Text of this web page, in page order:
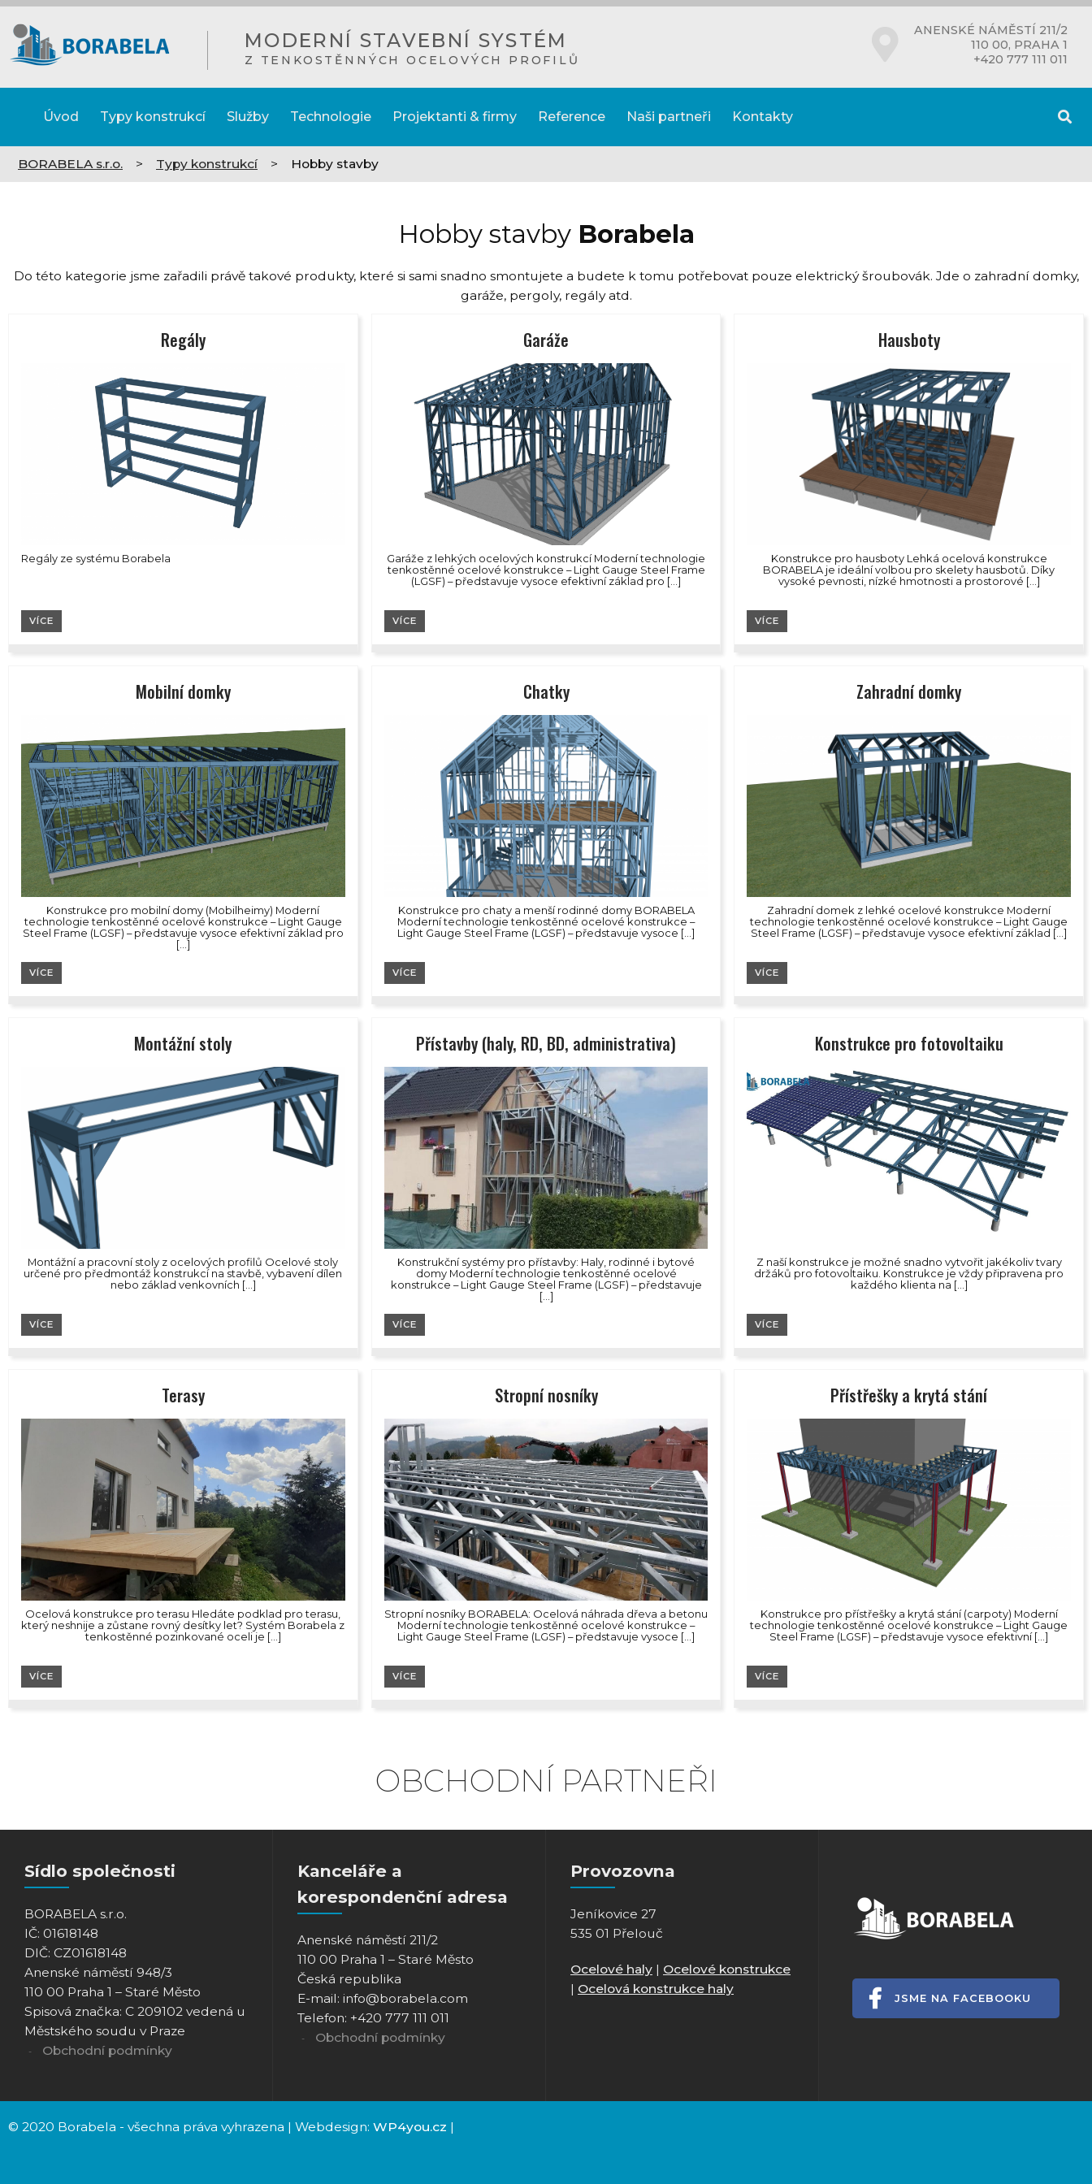
MODERNÍ STAVEBNÍ SYSTÉM
Z TENKOSTĚNNÝCH OCELOVÝCH PROFILŮ
ANENSKÉ NÁMĚSTÍ 211/2
110 00, PRAHA 1
+420 777 111 011
Úvod Typy konstrukcí Služby Technologie Projektanti & firmy Reference Naši partneři Kontakty
BORABELA s.r.o. > Typy konstrukcí > Hobby stavby
Hobby stavby Borabela
Do této kategorie jsme zařadili právě takové produkty, které si sami snadno smontujete a budete k tomu potřebovat pouze elektrický šroubovák. Jde o zahradní domky,
garáže, pergoly, regály atd.
Regály
Regály ze systému Borabela
VÍCE
Garáže
Garáže z lehkých ocelových konstrukcí Moderní technologie
tenkostěnné ocelové konstrukce – Light Gauge Steel Frame
(LGSF) – představuje vysoce efektivní základ pro […]
VÍCE
Hausboty
Konstrukce pro hausboty Lehká ocelová konstrukce
BORABELA je ideální volbou pro skelety hausbotů. Díky
vysoké pevnosti, nízké hmotnosti a prostorové […]
VÍCE
Mobilní domky
Konstrukce pro mobilní domy (Mobilheimy) Moderní
technologie tenkostěnné ocelové konstrukce – Light Gauge
Steel Frame (LGSF) – představuje vysoce efektivní základ pro
[…]
VÍCE
Chatky
Konstrukce pro chaty a menší rodinné domy BORABELA
Moderní technologie tenkostěnné ocelové konstrukce –
Light Gauge Steel Frame (LGSF) – představuje vysoce […]
VÍCE
Zahradní domky
Zahradní domek z lehké ocelové konstrukce Moderní
technologie tenkostěnné ocelové konstrukce – Light Gauge
Steel Frame (LGSF) – představuje vysoce efektivní základ […]
VÍCE
Montážní stoly
Montážní a pracovní stoly z ocelových profilů Ocelové stoly
určené pro předmontáž konstrukcí na stavbě, vybavení dílen
nebo základ venkovních […]
VÍCE
Přístavby (haly, RD, BD, administrativa)
Konstrukční systémy pro přístavby: Haly, rodinné i bytové
domy Moderní technologie tenkostěnné ocelové
konstrukce – Light Gauge Steel Frame (LGSF) – představuje
[…]
VÍCE
Konstrukce pro fotovoltaiku
Z naší konstrukce je možné snadno vytvořit jakékoliv tvary
držáků pro fotovoltaiku. Konstrukce je vždy připravena pro
každého klienta na […]
VÍCE
Terasy
Ocelová konstrukce pro terasu Hledáte podklad pro terasu,
který neshnije a zůstane rovný desítky let? Systém Borabela z
tenkostěnné pozinkované oceli je […]
VÍCE
Stropní nosníky
Stropní nosníky BORABELA: Ocelová náhrada dřeva a betonu
Moderní technologie tenkostěnné ocelové konstrukce –
Light Gauge Steel Frame (LGSF) – představuje vysoce […]
VÍCE
Přístřešky a krytá stání
Konstrukce pro přístřešky a krytá stání (carpoty) Moderní
technologie tenkostěnné ocelové konstrukce – Light Gauge
Steel Frame (LGSF) – představuje vysoce efektivní […]
VÍCE
OBCHODNÍ PARTNEŘI
Sídlo společnosti
BORABELA s.r.o.
IČ: 01618148
DIČ: CZ01618148
Anenské náměstí 948/3
110 00 Praha 1 – Staré Město
Spisová značka: C 209102 vedená u
Městského soudu v Praze
Obchodní podmínky
Kanceláře a
korespondenční adresa
Anenské náměstí 211/2
110 00 Praha 1 – Staré Město
Česká republika
E-mail: info@borabela.com
Telefon: +420 777 111 011
Obchodní podmínky
Provozovna
Jeníkovice 27
535 01 Přelouč
Ocelové haly | Ocelové konstrukce
| Ocelová konstrukce haly
JSME NA FACEBOOKU
© 2020 Borabela - všechna práva vyhrazena | Webdesign: WP4you.cz |